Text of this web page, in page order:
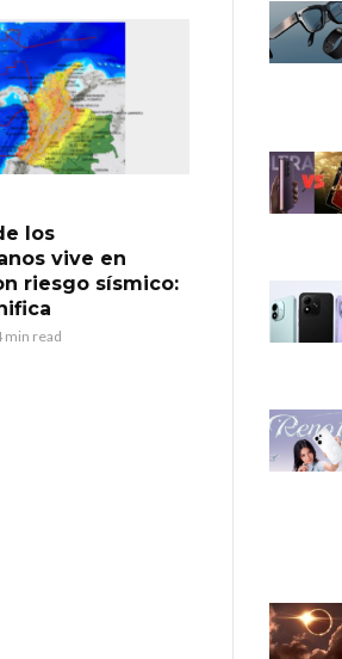
los
vive en
riesgo sísmico:
min read